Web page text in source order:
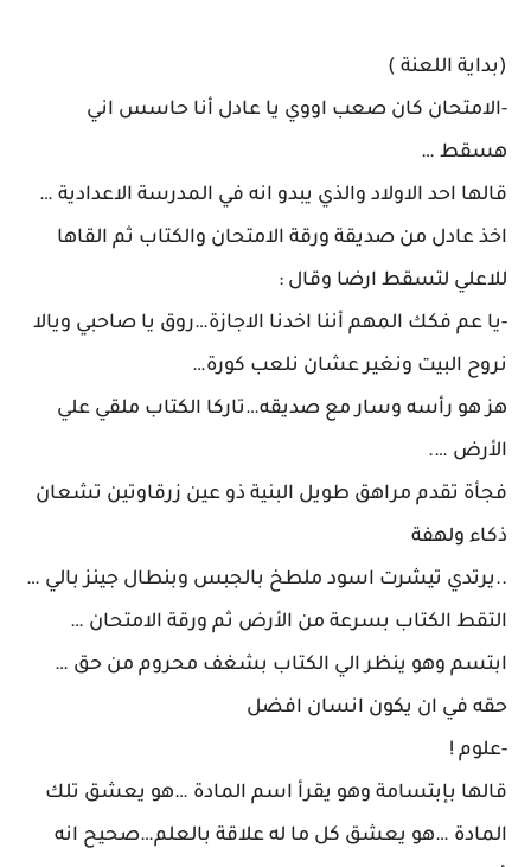
(بداية اللعنة )
-الامتحان كان صعب اووي يا عادل أنا حاسس اني
هسقط …
قالها احد الاولاد والذي يبدو انه في المدرسة الاعدادية …
اخذ عادل من صديقة ورقة الامتحان والكتاب ثم القاها
للاعلي لتسقط ارضا وقال :
-يا عم فكك المهم أننا اخدنا الاجازة…روق يا صاحبي ويالا
نروح البيت ونغير عشان نلعب كورة…
هز هو رأسه وسار مع صديقه…تاركا الكتاب ملقي علي
الأرض ….
فجأة تقدم مراهق طويل البنية ذو عين زرقاوتين تشعان
ذكاء ولهفة
..يرتدي تيشرت اسود ملطخ بالجبس وبنطال جينز بالي …
التقط الكتاب بسرعة من الأرض ثم ورقة الامتحان …
ابتسم وهو ينظر الي الكتاب بشغف محروم من حق …
حقه في ان يكون انسان افضل
-علوم !
قالها بإبتسامة وهو يقرأ اسم المادة …هو يعشق تلك
المادة …هو يعشق كل ما له علاقة بالعلم…صحيح انه